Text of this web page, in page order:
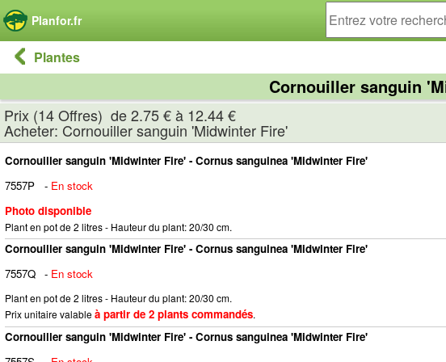
Planfor.fr
Plantes
Cornouiller sanguin
Prix (14 Offres) de 2.75 € à 12.44 €
Acheter: Cornouiller sanguin 'Midwinter Fire'
Cornouiller sanguin 'Midwinter Fire' - Cornus sanguinea 'Midwinter Fire'
7557P
- En stock
Photo disponible
Plant en pot de 2 litres - Hauteur du plant: 20/30 cm.
Cornouiller sanguin 'Midwinter Fire' - Cornus sanguinea 'Midwinter Fire'
7557Q - En stock
Plant en pot de 2 litres - Hauteur du plant: 20/30 cm.
Prix unitaire valableà partir de 2 plants commandés.
Cornouiller sanguin 'Midwinter Fire' - Cornus sanguinea 'Midwinter Fire'
Panneau de gestion des cookies